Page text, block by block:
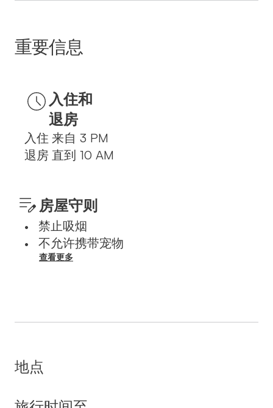
重要信息
入住和
退房
入住 来自 3 PM
退房 直到 10 AM
房屋守则
•
禁止吸烟
•
不允许携带宠物
查看更多
地点